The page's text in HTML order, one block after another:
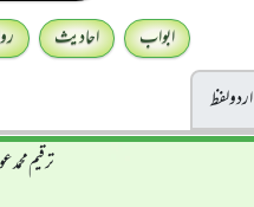
ابواب احادیث
اردو لفظ
ترقیم